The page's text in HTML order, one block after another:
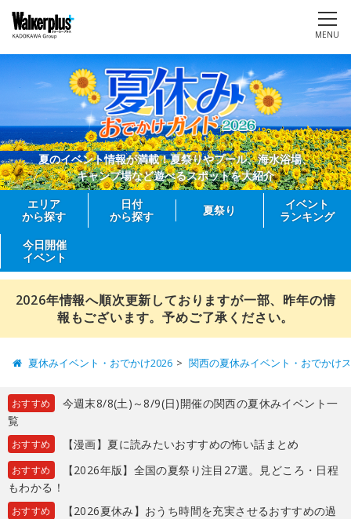
MENU
夏のイベント情報が満載！夏祭りやプール、海水浴場、
キャンプ場など遊べるスポットを大紹介
エリア
から探す
日付
から探す
夏祭り
イベント
ランキング
今日開催
イベント
2026年情報へ順次更新しておりますが一部、昨年の情
報もございます。予めご了承ください。
夏休みイベント・おでかけ2026 関西の夏休みイベント・おでかけ
おすすめ
今週末8/8(土)～8/9(日)開催の関西の夏休みイベント一
覧
おすすめ 【漫画】夏に読みたいおすすめの怖い話まとめ
おすすめ
【2026年版】全国の夏祭り注目27選。見どころ・日程
もわかる！
おすすめ
【2026夏休み】おうち時間を充実させるおすすめの過